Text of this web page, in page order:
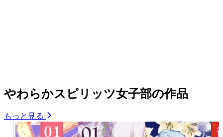
やわらかスピリッツ女子部の作品
もっと見る